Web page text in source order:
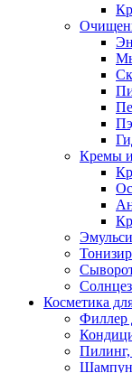
Кремы и
Косметика
Филлер
Пилинг,